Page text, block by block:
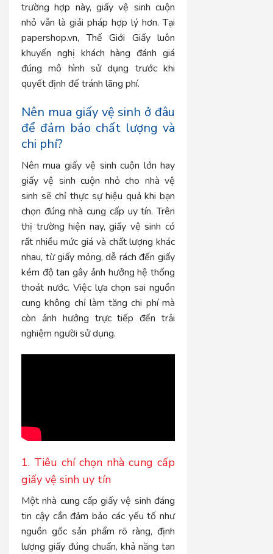
trường hợp này, giấy vệ sinh cuộn
nhỏ vẫn là giải pháp hợp lý hơn. Tại
papershop.vn, Thế Giới Giấy luôn
khuyến nghị khách hàng đánh giá
đúng mô hình sử dụng trước khi
quyết định để tránh lãng phí.
Nên mua giấy vệ sinh ở đâu
để đảm bảo chất lượng và
chi phí?
Nên mua giấy vệ sinh cuộn lớn hay
giấy vệ sinh cuộn nhỏ cho nhà vệ
sinh sẽ chỉ thực sự hiệu quả khi bạn
chọn đúng nhà cung cấp uy tín. Trên
thị trường hiện nay, giấy vệ sinh có
rất nhiều mức giá và chất lượng khác
nhau, từ giấy mỏng, dễ rách đến giấy
kém độ tan gây ảnh hưởng hệ thống
thoát nước. Việc lựa chọn sai nguồn
cung không chỉ làm tăng chi phí mà
còn ảnh hưởng trực tiếp đến trải
nghiệm người sử dụng.
1. Tiêu chí chọn nhà cung cấp
giấy vệ sinh uy tín
Một nhà cung cấp giấy vệ sinh đáng
tin cậy cần đảm bảo các yếu tố như
nguồn gốc sản phẩm rõ ràng, định
lượng giấy đúng chuẩn, khả năng tan